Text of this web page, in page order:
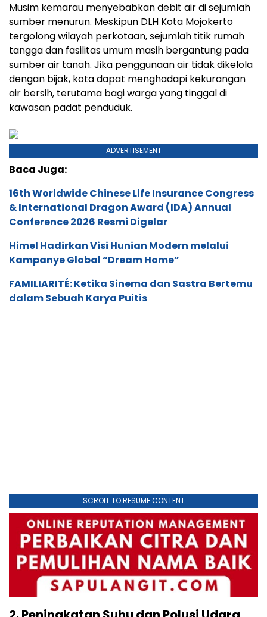
Musim kemarau menyebabkan debit air di sejumlah
sumber menurun. Meskipun DLH Kota Mojokerto
tergolong wilayah perkotaan, sejumlah titik rumah
tangga dan fasilitas umum masih bergantung pada
sumber air tanah. Jika penggunaan air tidak dikelola
dengan bijak, kota dapat menghadapi kekurangan
air bersih, terutama bagi warga yang tinggal di
kawasan padat penduduk.
ADVERTISEMENT
Baca Juga:
16th Worldwide Chinese Life Insurance Congress
& International Dragon Award (IDA) Annual
Conference 2026 Resmi Digelar
Himel Hadirkan Visi Hunian Modern melalui
Kampanye Global “Dream Home”
FAMILIARITÉ: Ketika Sinema dan Sastra Bertemu
dalam Sebuah Karya Puitis
SCROLL TO RESUME CONTENT